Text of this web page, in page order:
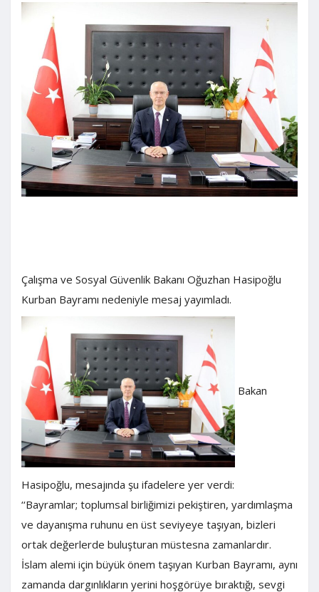
Çalışma ve Sosyal Güvenlik Bakanı Oğuzhan Hasipoğlu
Kurban Bayramı nedeniyle mesaj yayımladı.
Bakan
Hasipoğlu, mesajında şu ifadelere yer verdi:
‘‘Bayramlar; toplumsal birliğimizi pekiştiren, yardımlaşma
ve dayanışma ruhunu en üst seviyeye taşıyan, bizleri
ortak değerlerde buluşturan müstesna zamanlardır.
İslam alemi için büyük önem taşıyan Kurban Bayramı, aynı
zamanda dargınlıkların yerini hoşgörüye bıraktığı, sevgi